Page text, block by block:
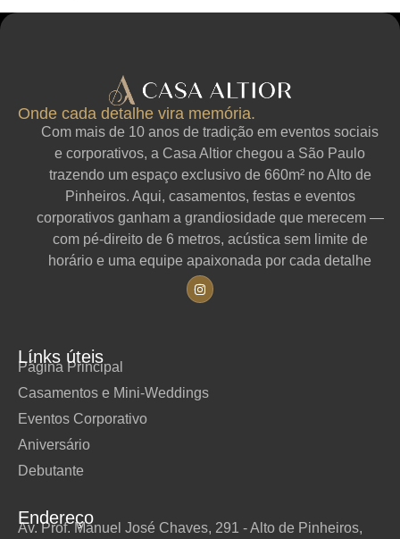
Onde cada detalhe vira memória.
Com mais de 10 anos de tradição em eventos sociais
e corporativos, a Casa Altior chegou a São Paulo
trazendo um espaço exclusivo de 660m² no Alto de
Pinheiros. Aqui, casamentos, festas e eventos
corporativos ganham a grandiosidade que merecem —
com pé-direito de 6 metros, acústica sem limite de
horário e uma equipe apaixonada por cada detalhe
Línks úteis
Página Principal
Casamentos e Mini-Weddings
Eventos Corporativo
Aniversário
Debutante
Endereço
Av. Prof. Manuel José Chaves, 291 - Alto de Pinheiros,